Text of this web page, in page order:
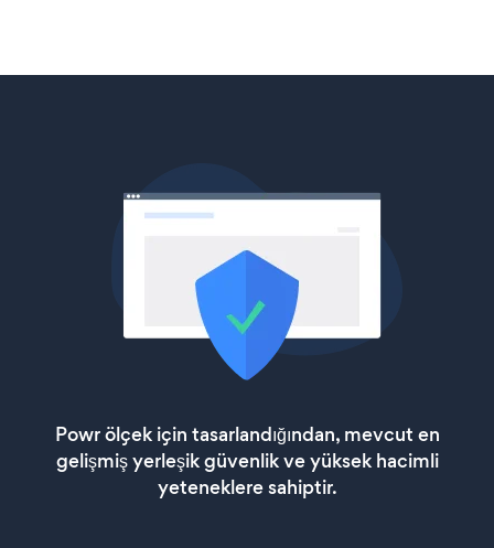
Powr ölçek için tasarlandığından, mevcut en
gelişmiş yerleşik güvenlik ve yüksek hacimli
yeteneklere sahiptir.